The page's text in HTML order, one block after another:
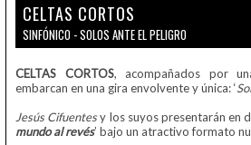
CELTAS CORTOS
SINFÓNICO - SOLOS ANTE EL PELIGRO
CELTAS CORTOS, acompañados por
embarcan en una gira envolvente y única: ‘
Jesús Cifuentesy los suyos presentarán en
mundo al revés’ bajo un atractivo formato